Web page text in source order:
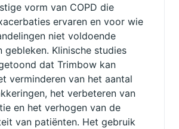
vorm van COPD die
ervaren en voor wie
niet voldoende
Klinische studies
dat Trimbow kan
verminderen van het aantal
het verbeteren van
en het verhogen van de
van patiënten. Het gebruik